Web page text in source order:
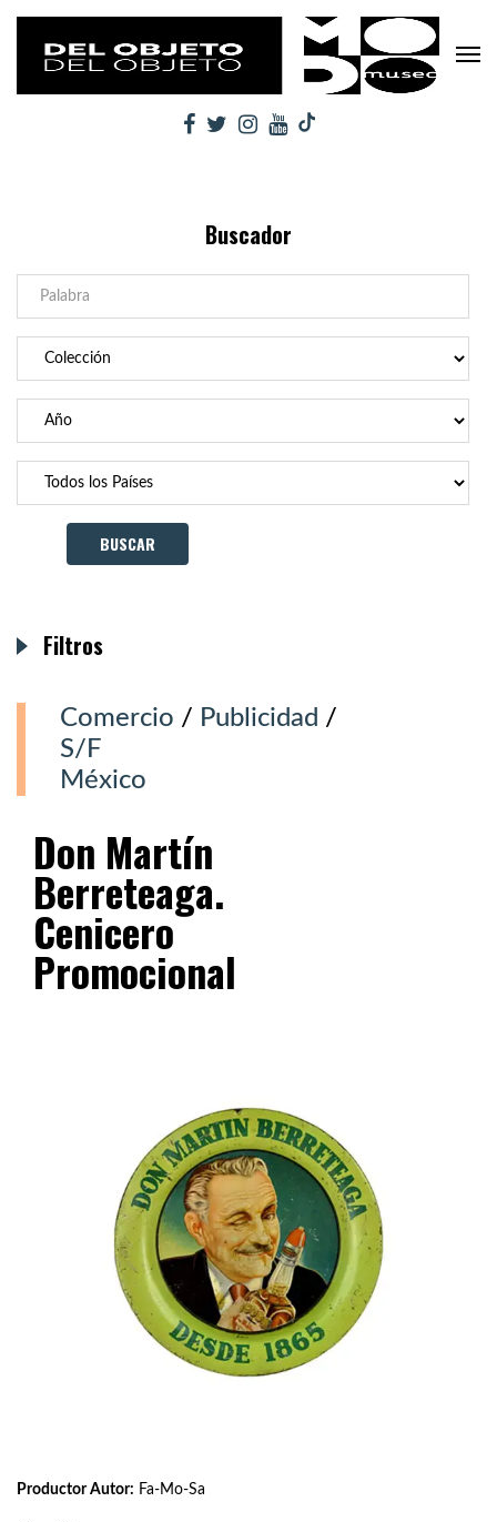
Buscador
Comercio / Publicidad /
S/F
México
Don Martín
Berreteaga.
Cenicero
Promocional
Productor Autor: Fa-Mo-Sa
Filtros